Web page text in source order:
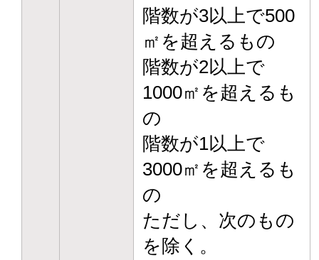
階数が3以上で500
㎡を超えるもの
階数が2以上で
1000㎡を超えるも
の
階数が1以上で
3000㎡を超えるも
の
ただし、次のもの
を除く。